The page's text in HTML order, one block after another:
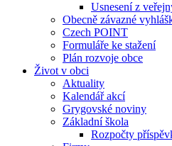
Usnesení z
Obecně závazné
Czech POINT
Formuláře ke stažení
Plán rozvoje obce
Život v obci
Aktuality
Kalendář akcí
Grygovské noviny
Základní škola
Rozpočty